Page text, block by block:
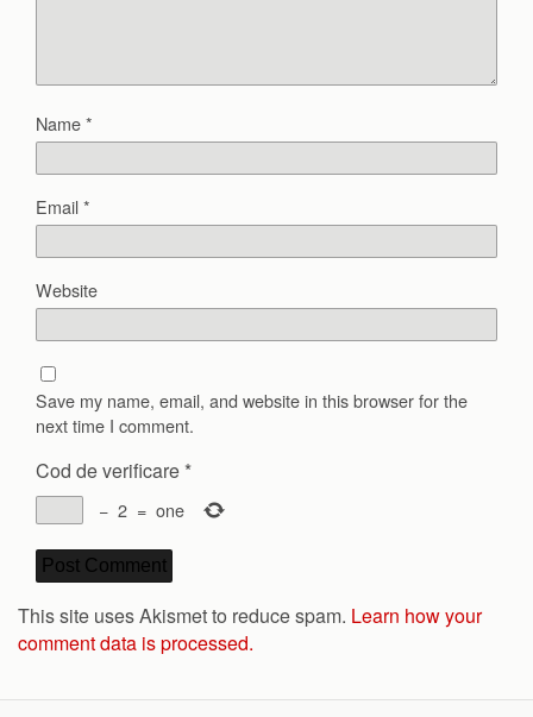
Name*
Email*
Website
Save my name, email, and website in this browser for the
next time I comment.
Cod de verificare *
− 2 = one
This site uses Akismet to reduce spam. Learn how your
comment data is processed.